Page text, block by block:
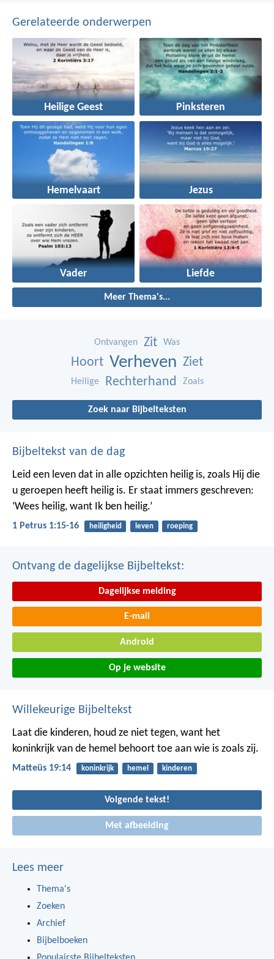
Gerelateerde onderwerpen
Heilige Geest Pinksteren
Hemelvaart Jezus
Vader Liefde
Meer Thema's...
Ontvangen Zit Was
Hoort Verheven Ziet
Heilige Rechterhand Zoals
Zoek naar Bijbelteksten
Bijbeltekst van de dag
Leid een leven dat in alle opzichten heilig is, zoals Hij die
u geroepen heeft heilig is. Er staat immers geschreven:
‘Wees heilig, want Ik ben heilig.’
1 Petrus 1:15-16 heiligheid leven roeping
Ontvang de dagelijkse Bijbeltekst:
Dagelijkse melding
E-mail
Android
Op je website
Willekeurige Bijbeltekst
Laat die kinderen, houd ze niet tegen, want het
koninkrijk van de hemel behoort toe aan wie is zoals zij.
Matteüs 19:14 koninkrijk hemel kinderen
Volgende tekst!
Met afbeelding
Lees meer
Thema's
Zoeken
Archief
Bijbelboeken